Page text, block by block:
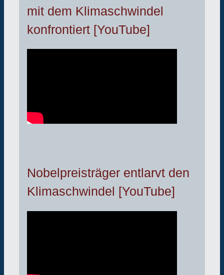
mit dem Klimaschwindel
konfrontiert [YouTube]
Nobelpreisträger entlarvt den
Klimaschwindel [YouTube]